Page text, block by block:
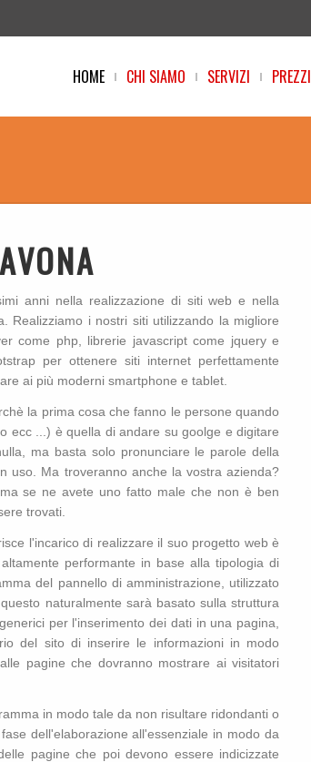
HOME CHI SIAMO SERVIZI PREZZI
anni nella realizzazione di siti web e nella
Realizziamo i nostri siti utilizzando la migliore
come php, librerie javascript come jquery e
per ottenere siti internet perfettamente
ai più moderni smartphone e tablet.
la prima cosa che fanno le persone quando
ecc ...) è quella di andare su goolge e digitare
ma basta solo pronunciare le parole della
uso. Ma troveranno anche la vostra azienda?
se ne avete uno fatto male che non è ben
trovati.
l'incarico di realizzare il suo progetto web è
performante in base alla tipologia di
del pannello di amministrazione, utilizzato
naturalmente sarà basato sulla struttura
per l'inserimento dei dati in una pagina,
del sito di inserire le informazioni in modo
pagine che dovranno mostrare ai visitatori
in modo tale da non risultare ridondanti o
dell'elaborazione all'essenziale in modo da
pagine che poi devono essere indicizzate